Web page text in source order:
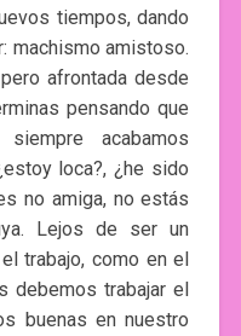
tiempos, dando
machismo amistoso.
afrontada desde
pensando que
acabamos
loca?, ¿he sido
no amiga, no estás
Lejos de ser un
trabajo, como en el
debemos trabajar el
buenas en nuestro